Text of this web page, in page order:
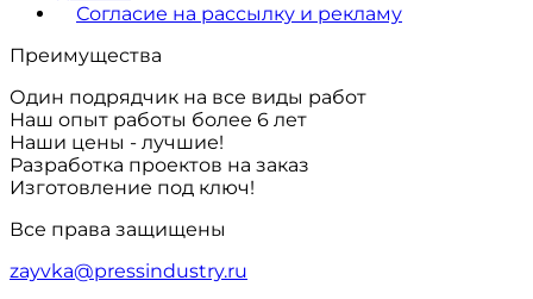
Согласие на рассылку и рекламу
Преимущества
Один подрядчик на все виды работ
Наш опыт работы более 6 лет
Наши цены - лучшие!
Разработка проектов на заказ
Изготовление под ключ!
Все права защищены
zayvka@pressindustry.ru